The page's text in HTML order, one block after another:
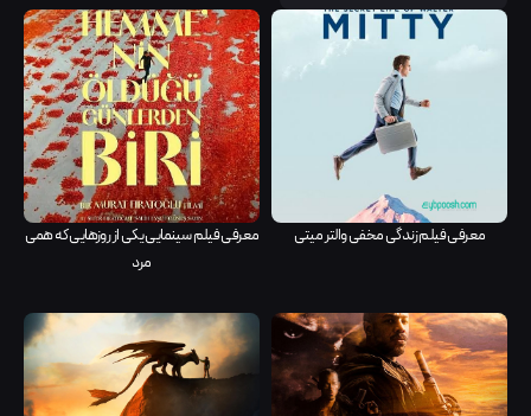
معرفی فیلم زندگی مخفی والتر میتی
معرفی فیلم سینمایی یکی از روزهایی که همی